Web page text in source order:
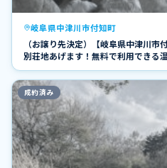
岐阜県中津川市付知町
（お譲り先決定）【岐阜県中津川
別荘地あげます！無料で利用できる
成約済み